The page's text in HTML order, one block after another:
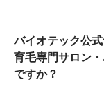
バイオテック公
育毛専門サロン
ですか？